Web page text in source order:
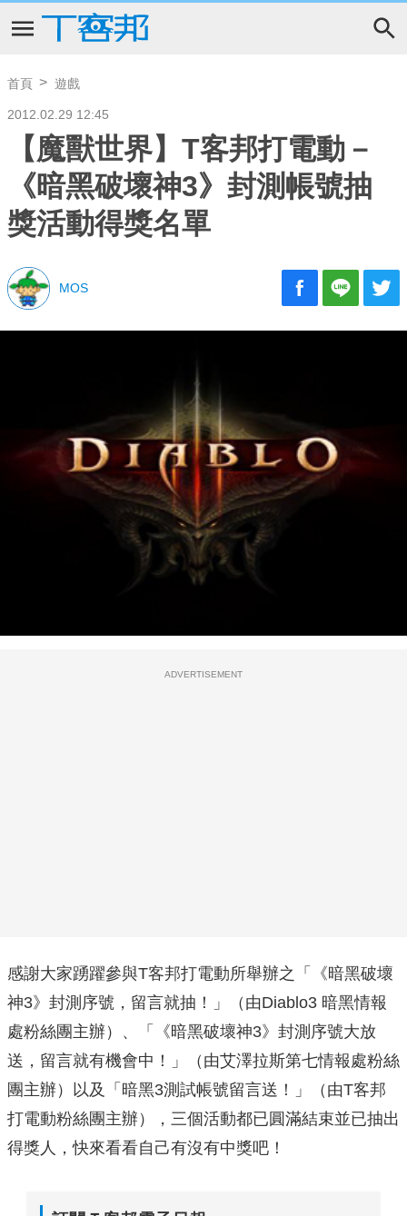
首頁 遊戲
2012.02.29 12:45
【魔獸世界】T客邦打電動－
《暗黑破壞神3》封測帳號抽
獎活動得獎名單
MOS
ADVERTISEMENT
感謝大家踴躍參與T客邦打電動所舉辦之「《暗黑破壞
神3》封測序號，留言就抽！」（由Diablo3 暗黑情報
處粉絲團主辦）、「《暗黑破壞神3》封測序號大放
送，留言就有機會中！」（由艾澤拉斯第七情報處粉絲
團主辦）以及「暗黑3測試帳號留言送！」（由T客邦
打電動粉絲團主辦），三個活動都已圓滿結束並已抽出
得獎人，快來看看自己有沒有中獎吧！